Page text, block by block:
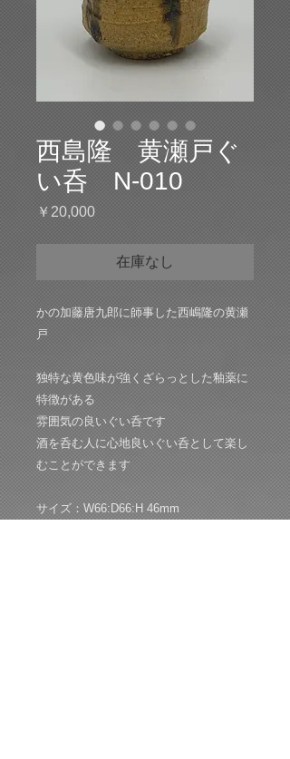
西島隆 黄瀬戸ぐ
い呑 N-010
￥20,000価
在庫なし
かの加藤唐九郎に師事した西嶋隆の黄瀬
戸
独特な黄色味が強くざらっとした釉薬に
特徴がある
雰囲気の良いぐい呑です
酒を呑む人に心地良いぐい呑として楽し
むことができます
サイズ：W66:D66:H 46mm